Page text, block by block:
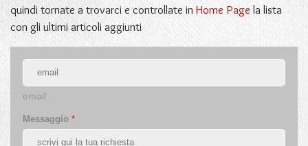
quindi tornate a trovarci e controllate in Home Page la lista
con gli ultimi articoli aggiunti
email
Messaggio *